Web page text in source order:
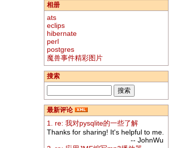
相册
ats
eclips
hibernate
perl
postgres
魔兽事件精彩图片
搜索
最新评论
1. re: 我对pysqlite的一些了解
Thanks for sharing! It's helpful to me.
-- JohnWu